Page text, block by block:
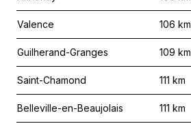
Valence 106 km
Guilherand-Granges 109 km
Saint-Chamond 111 km
Belleville-en-Beaujolais 111 km